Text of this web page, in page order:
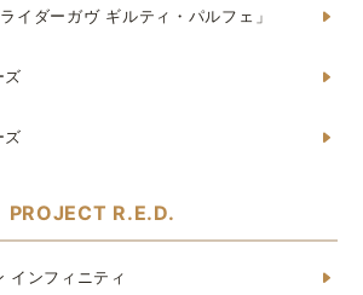
イダーガヴ ギルティ・パルフェ」
ズ
ズ
PROJECT R.E.D.
インフィニティ